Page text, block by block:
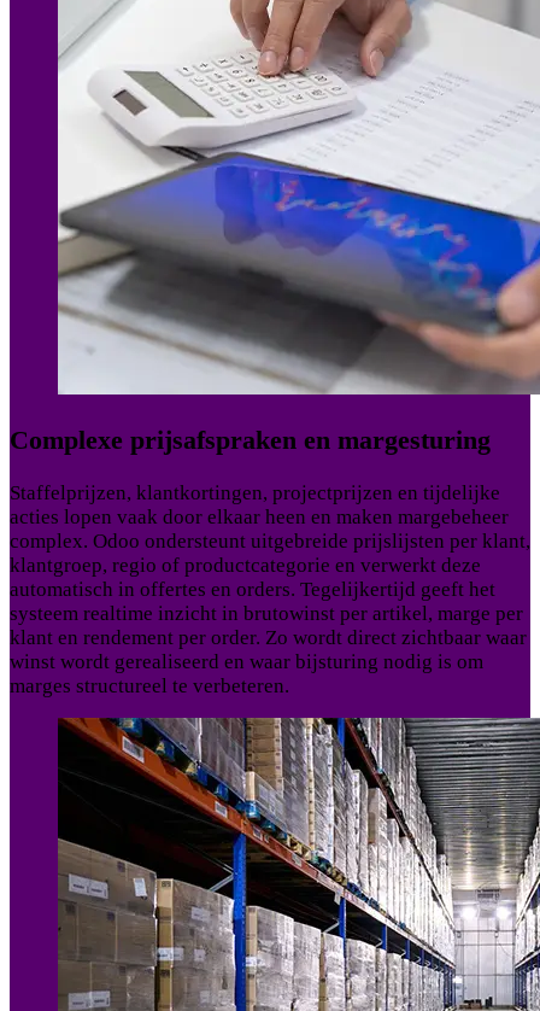
Complexe prijsafspraken en margesturing
Staffelprijzen, klantkortingen, projectprijzen en tijdelijke
acties lopen vaak door elkaar heen en maken margebeheer
complex. Odoo ondersteunt uitgebreide prijslijsten per klant,
klantgroep, regio of productcategorie en verwerkt deze
automatisch in offertes en orders. Tegelijkertijd geeft het
systeem realtime inzicht in brutowinst per artikel, marge per
klant en rendement per order. Zo wordt direct zichtbaar waar
winst wordt gerealiseerd en waar bijsturing nodig is om
marges structureel te verbeteren.